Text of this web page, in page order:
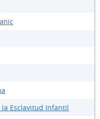
Esclavitud Infantil